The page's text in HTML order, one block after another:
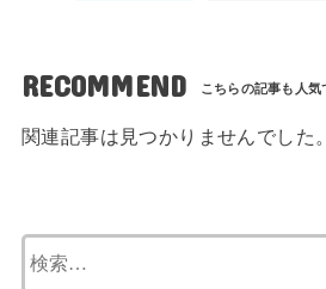
RECOMMEND
関連記事は見つかりませんでした。